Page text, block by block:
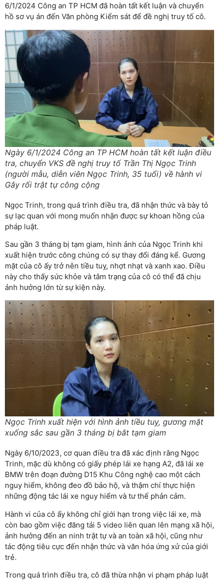
6/1/2024 Công an TP HCM đã hoàn tất kết luận và chuyển
hồ sơ vụ án đến Văn phòng Kiểm sát để đề nghị truy tố cô.
Ngày 6/1/2024 Công an TP HCM hoàn tất kết luận điều
tra, chuyển VKS đề nghị truy tố Trần Thị Ngọc Trinh
(người mẫu, diễn viên Ngọc Trinh, 35 tuổi) về hành vi
Gây rối trật tự công cộng
Ngọc Trinh, trong quá trình điều tra, đã nhận thức và bày tỏ
sự lạc quan với mong muốn nhận được sự khoan hồng của
pháp luật.
Sau gần 3 tháng bị tạm giam, hình ảnh của Ngọc Trinh khi
xuất hiện trước công chúng có sự thay đổi đáng kể. Gương
mặt của cô ấy trở nên tiều tuỵ, nhợt nhạt và xanh xao. Điều
này cho thấy sức khỏe và tâm trạng của cô có thể đã chịu
ảnh hưởng lớn từ sự kiện này.
Ngọc Trinh xuất hiện với hình ảnh tiều tuỵ, gương mặt
xuống sắc sau gần 3 tháng bị bắt tạm giam
Ngày 6/10/2023, cơ quan điều tra đã xác định rằng Ngọc
Trinh, mặc dù không có giấy phép lái xe hạng A2, đã lái xe
BMW trên đoạn đường D15 Khu Công nghệ cao một cách
nguy hiểm, không đeo đồ bảo hộ, và thậm chí thực hiện
những động tác lái xe nguy hiểm và tư thế phản cảm.
Hành vi của cô ấy không chỉ giới hạn trong việc lái xe, mà
còn bao gồm việc đăng tải 5 video liên quan lên mạng xã hội,
ảnh hưởng đến an ninh trật tự và an toàn xã hội, cũng như
tác động tiêu cực đến nhận thức và văn hóa ứng xử của giới
trẻ.
Trong quá trình điều tra, cô đã thừa nhận vi phạm pháp luật